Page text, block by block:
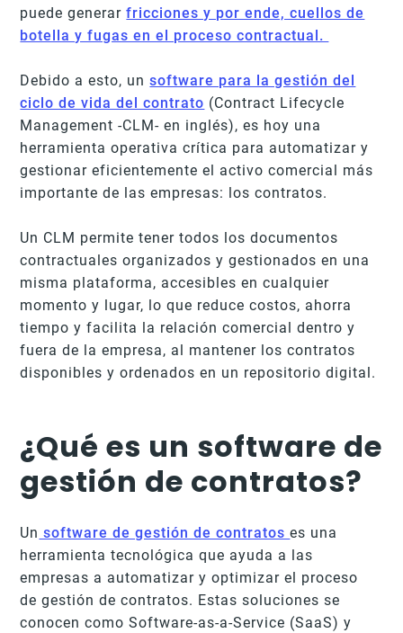
puede generarfricciones y por ende, cuellos de
botella y fugas en el proceso contractual.
Debido a esto, unsoftware para la gestión del
ciclo de vida del contrato (Contract Lifecycle
Management -CLM- en inglés), es hoy una
herramienta operativa crítica para automatizar y
gestionar eficientemente el activo comercial más
importante de las empresas: los contratos.
Un CLM permite tener todos los documentos
contractuales organizados y gestionados en una
misma plataforma, accesibles en cualquier
momento y lugar, lo que reduce costos, ahorra
tiempo y facilita la relación comercial dentro y
fuera de la empresa, al mantener los contratos
disponibles y ordenados en un repositorio digital.
¿Qué es un software de
gestión de contratos?
Un software de gestión de contratoses una
herramienta tecnológica que ayuda a las
empresas a automatizar y optimizar el proceso
de gestión de contratos. Estas soluciones se
conocen como Software-as-a-Service (SaaS) y